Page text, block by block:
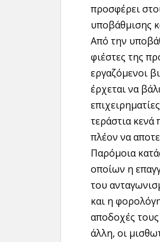
προσφέρει
υποβάθμισης
Από την
φιέστες της
εργαζόμενοι
έρχεται να
τεράστια
πλέον να
Παρόμοια
οποίων η
του
και η
αποδοχές
άλλη, οι